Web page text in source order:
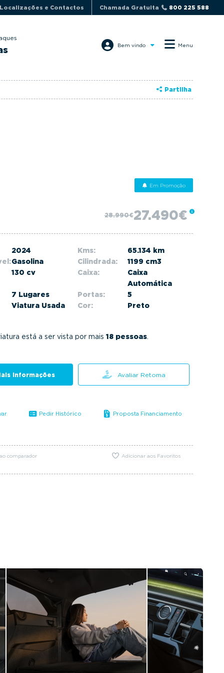
Localizações e Contactos Chamada Gratuita 800 225 588
Bem vindo Menu
Partilha
Em Promoção
28.990€27.490€
2024 Kms:
65.134 km
Gasolina Cilindrada:
1199 cm3
130 cv
Caixa:
Caixa
Automática
7 Lugares
Portas:
5
Viatura Usada
Cor: Preto
está a ser vista por mais 18 pessoas
informações Avaliar Retoma
Pedir Histórico Proposta Financiamento
comparador Adicionar aos Favoritos